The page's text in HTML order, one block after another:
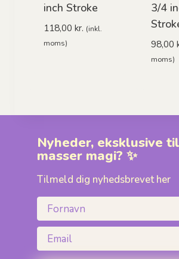
inch Stroke
118,00 kr. (inkl.
moms)
3/4
98,00
moms)
Nyheder, eksklusive
masser magi? ✨
Tilmeld dig nyhedsbrevet her
Fornavn
Email